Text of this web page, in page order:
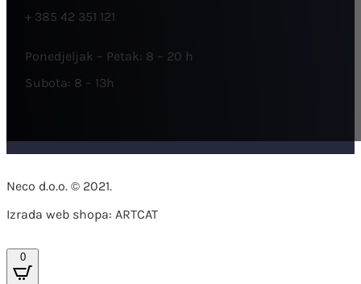
+ 385 42 351 121
Ponedjeljak – Petak: 8 – 20 h
Subota: 8 – 13h
Neco d.o.o. © 2021.
Izrada web shopa: ARTCAT
0